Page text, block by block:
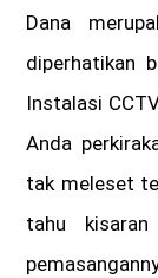
Dana
diperhatikan
Instalasi
Anda
tak meleset
tahu